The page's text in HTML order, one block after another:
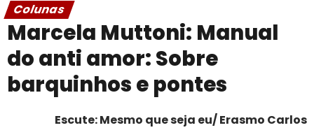
Colunas
Marcela Muttoni: Manual
do anti amor: Sobre
barquinhos e pontes
Escute: Mesmo que seja eu/ Erasmo Carlos